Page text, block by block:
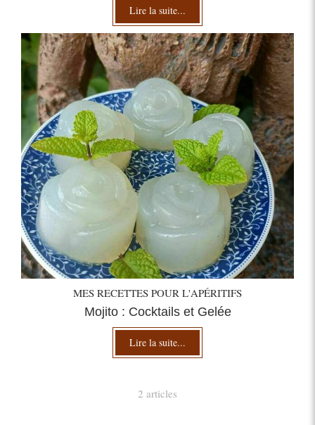
Lire la suite...
MES RECETTES POUR L'APÉRITIFS
Mojito : Cocktails et Gelée
Lire la suite...
2 articles